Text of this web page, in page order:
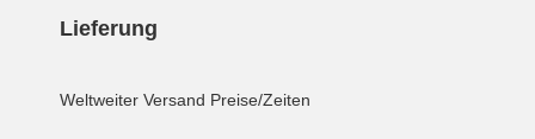
Lieferung
Weltweiter Versand Preise/Zeiten